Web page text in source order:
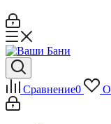
Сравнение0